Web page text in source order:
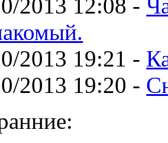
2013 12:08 -
2013 19:21 -
2013 19:20 -